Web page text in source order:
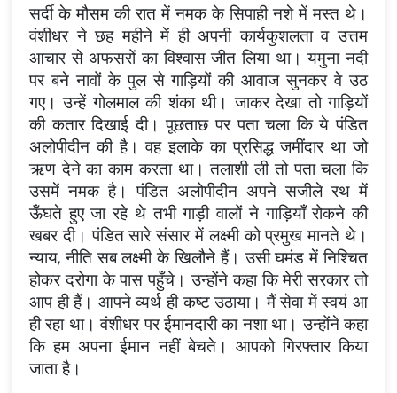
सर्दी के मौसम की रात में नमक के सिपाही नशे में मस्त थे।
वंशीधर ने छह महीने में ही अपनी कार्यकुशलता व उत्तम
आचार से अफसरों का विश्वास जीत लिया था। यमुना नदी
पर बने नावों के पुल से गाड़ियों की आवाज सुनकर वे उठ
गए। उन्हें गोलमाल की शंका थी। जाकर देखा तो गाड़ियों
की कतार दिखाई दी। पूछताछ पर पता चला कि ये पंडित
अलोपीदीन की है। वह इलाके का प्रसिद्ध जमींदार था जो
ऋण देने का काम करता था। तलाशी ली तो पता चला कि
उसमें नमक है। पंडित अलोपीदीन अपने सजीले रथ में
ऊँघते हुए जा रहे थे तभी गाड़ी वालों ने गाड़ियाँ रोकने की
खबर दी। पंडित सारे संसार में लक्ष्मी को प्रमुख मानते थे।
न्याय, नीति सब लक्ष्मी के खिलौने हैं। उसी घमंड में निश्चित
होकर दरोगा के पास पहुँचे। उन्होंने कहा कि मेरी सरकार तो
आप ही हैं। आपने व्यर्थ ही कष्ट उठाया। मैं सेवा में स्वयं आ
ही रहा था। वंशीधर पर ईमानदारी का नशा था। उन्होंने कहा
कि हम अपना ईमान नहीं बेचते। आपको गिरफ्तार किया
जाता है।